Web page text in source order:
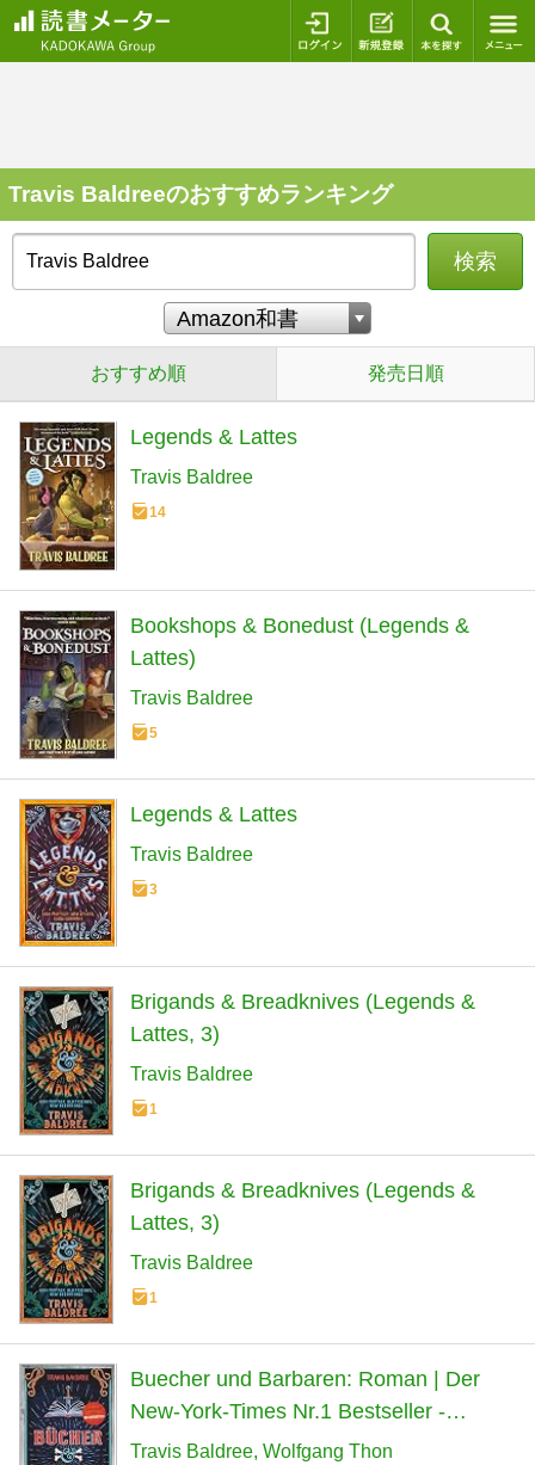
ログイン 新規登録
Travis Baldreeのおすすめランキング
検索
おすすめ順 発売日順
Legends & Lattes
Travis Baldree
14
Bookshops & Bonedust (Legends &
Lattes)
Travis Baldree
5
Legends & Lattes
Travis Baldree
3
Brigands & Breadknives (Legends &
Lattes, 3)
Travis Baldree
1
Brigands & Breadknives (Legends &
Lattes, 3)
Travis Baldree
1
Buecher und Barbaren: Roman | Der
New-York-Times Nr.1 Bestseller -
endlich auf Deutsch
Travis Baldree Wolfgang Thon